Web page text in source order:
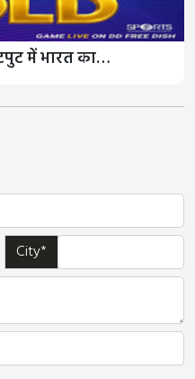
में भारत का…
City*